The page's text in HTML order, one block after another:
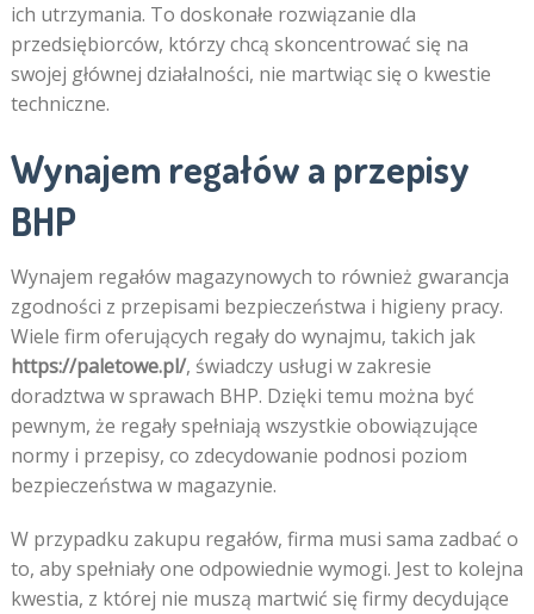
ich utrzymania. To doskonałe rozwiązanie dla
przedsiębiorców, którzy chcą skoncentrować się na
swojej głównej działalności, nie martwiąc się o kwestie
techniczne.
Wynajem regałów a przepisy
BHP
Wynajem regałów magazynowych to również gwarancja
zgodności z przepisami bezpieczeństwa i higieny pracy.
Wiele firm oferujących regały do wynajmu, takich jak
https://paletowe.pl/, świadczy usługi w zakresie
doradztwa w sprawach BHP. Dzięki temu można być
pewnym, że regały spełniają wszystkie obowiązujące
normy i przepisy, co zdecydowanie podnosi poziom
bezpieczeństwa w magazynie.
W przypadku zakupu regałów, firma musi sama zadbać o
to, aby spełniały one odpowiednie wymogi. Jest to kolejna
kwestia, z której nie muszą martwić się firmy decydujące